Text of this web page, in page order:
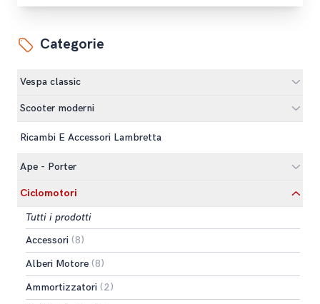
Categorie
Vespa classic
Scooter moderni
Ricambi E Accessori Lambretta
Ape - Porter
Ciclomotori
Tutti i prodotti
Accessori (8)
Alberi Motore (8)
Ammortizzatori (2)